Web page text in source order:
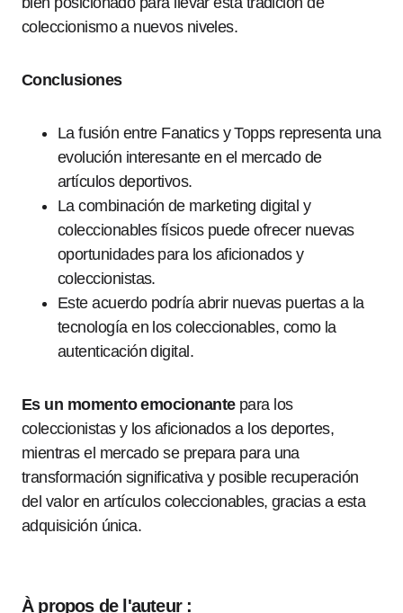
coleccionismo a nuevos niveles.
Conclusiones
La fusión entre Fanatics y Topps representa una
evolución interesante en el mercado de
artículos deportivos.
La combinación de marketing digital y
coleccionables físicos puede ofrecer nuevas
oportunidades para los aficionados y
coleccionistas.
Este acuerdo podría abrir nuevas puertas a la
tecnología en los coleccionables, como la
autenticación digital.
Es un momento emocionantepara los
coleccionistas y los aficionados a los deportes,
mientras el mercado se prepara para una
transformación significativa y posible recuperación
del valor en artículos coleccionables, gracias a esta
adquisición única.
À propos de l'auteur :